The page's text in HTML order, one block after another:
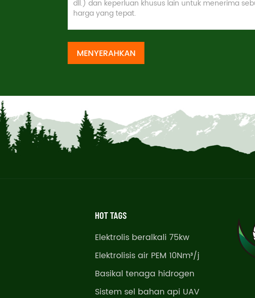
MENYERAHKAN
HOT TAGS
Elektrolis beralkali 75kw
Elektrolisis air PEM 10Nm³/j
Basikal tenaga hidrogen
Sistem sel bahan api UAV